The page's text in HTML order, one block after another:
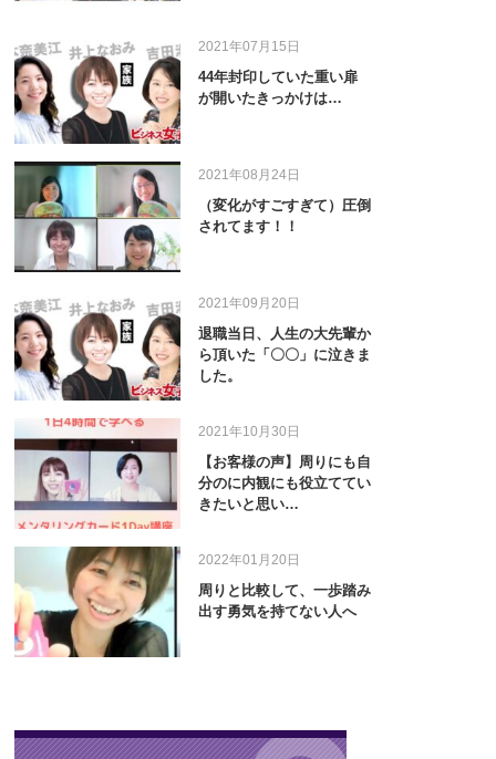
2021年07月15日
44年封印していた重い扉
が開いたきっかけは…
2021年08月24日
（変化がすごすぎて）圧倒
されてます！！
2021年09月20日
退職当日、人生の大先輩か
ら頂いた「〇〇」に泣きま
した。
2021年10月30日
【お客様の声】周りにも自
分のに内観にも役立ててい
きたいと思い…
2022年01月20日
周りと比較して、一歩踏み
出す勇気を持てない人へ